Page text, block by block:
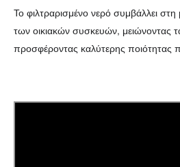
Το φιλτραρισμένο νερό συμβάλλει στη
των οικιακών συσκευών, μειώνοντας
προσφέροντας καλύτερης ποιότητας